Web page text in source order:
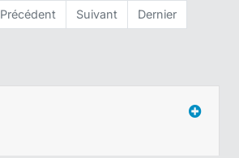
Précédent Suivant Dernier